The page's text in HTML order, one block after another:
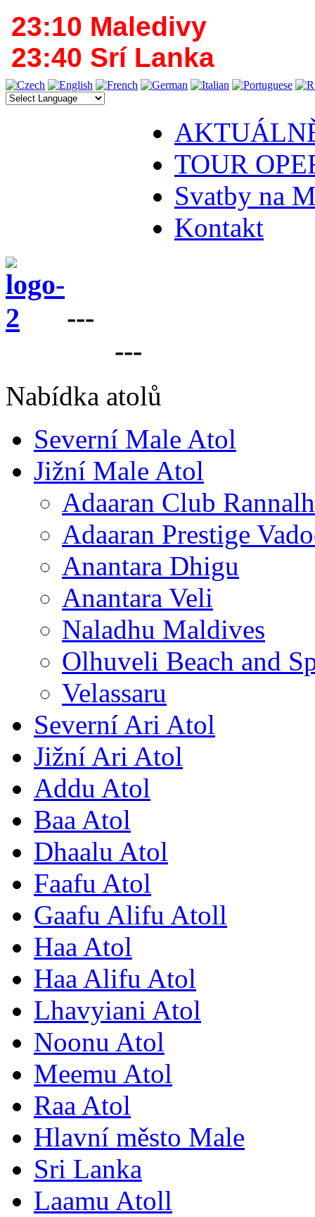
23:10 Maledivy
23:40 Srí Lanka
TOUR
Svatby na
Kontakt
---
---
Nabídka atolů
Severní Male Atol
Jižní Male Atol
Adaaran Club
Adaaran Prestige
Anantara Dhigu
Anantara Veli
Naladhu Maldives
Olhuveli Beach and
Velassaru
Severní Ari Atol
Jižní Ari Atol
Addu Atol
Baa Atol
Dhaalu Atol
Faafu Atol
Gaafu Alifu Atoll
Haa Atol
Haa Alifu Atol
Lhavyiani Atol
Noonu Atol
Meemu Atol
Raa Atol
Hlavní město Male
Sri Lanka
Laamu Atoll